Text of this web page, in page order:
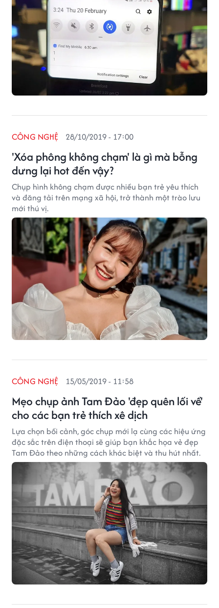
'Xóa phông không chạm' là gì mà bỗng
dưng lại hot đến vậy?
CÔNG NGHỆ 28/10/2019 - 17:00
Chụp hình không chạm được nhiều bạn trẻ yêu thích
và đăng tải trên mạng xã hội, trở thành một trào lưu
mới thú vị.
Mẹo chụp ảnh Tam Đảo 'đẹp quên lối về'
cho các bạn trẻ thích xê dịch
CÔNG NGHỆ 15/05/2019 - 11:58
Lựa chọn bối cảnh, góc chụp mới lạ cùng các hiệu ứng
đặc sắc trên điện thoại sẽ giúp bạn khắc họa vẻ đẹp
Tam Đảo theo những cách khác biệt và thu hút nhất.